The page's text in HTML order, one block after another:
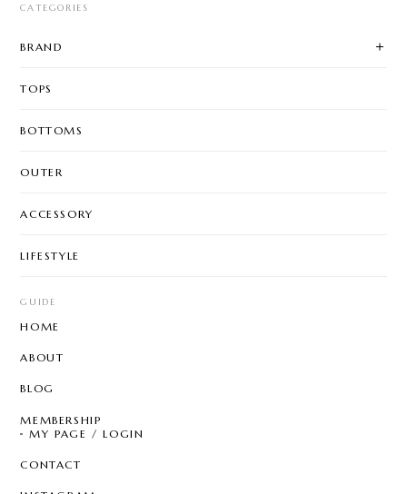
CATEGORIES
BRAND
TOPS
BOTTOMS
OUTER
ACCESSORY
LIFESTYLE
GUIDE
HOME
ABOUT
BLOG
MEMBERSHIP
MY PAGE / LOGIN
CONTACT